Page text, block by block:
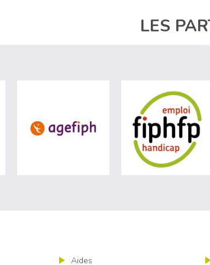
LES
visiter les site de Ministère du travail (nouvelle fenêtre)
visiter les site de Agefiph
Aides